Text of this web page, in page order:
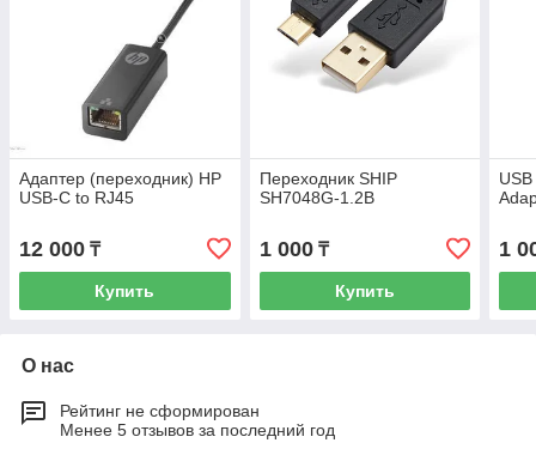
Адаптер (переходник) HP
USB-C to RJ45
12 000 ₸
Купить
Переходник SHIP
SH7048G-1.2B
1 000₸
Купить
1
О нас
Рейтинг не сформирован
Менее 5 отзывов за последний год